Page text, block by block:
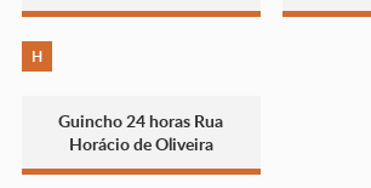
H
Guincho 24 horas Rua
Horácio de Oliveira